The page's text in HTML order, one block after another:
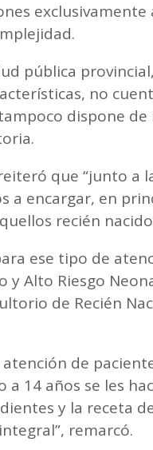
exclusivamente
pública
no
dispone
que “junto a
a encargar, en
recién
ese tipo de
y Alto Riesgo
de Recién
de
a 14 años se les
y la receta
remarcó.